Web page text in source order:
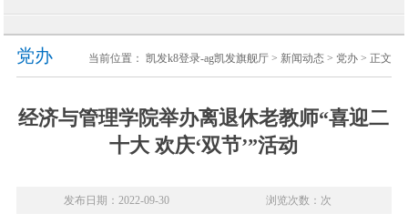
党办 当前位置：凯发k8登录-ag凯发旗舰厅 > 新闻动态 > 党办 > 正文
经济与管理学院举办离退休老教师“喜迎二
十大 欢庆‘双节’”活动
发布日期：2022-09-30 浏览次数：次